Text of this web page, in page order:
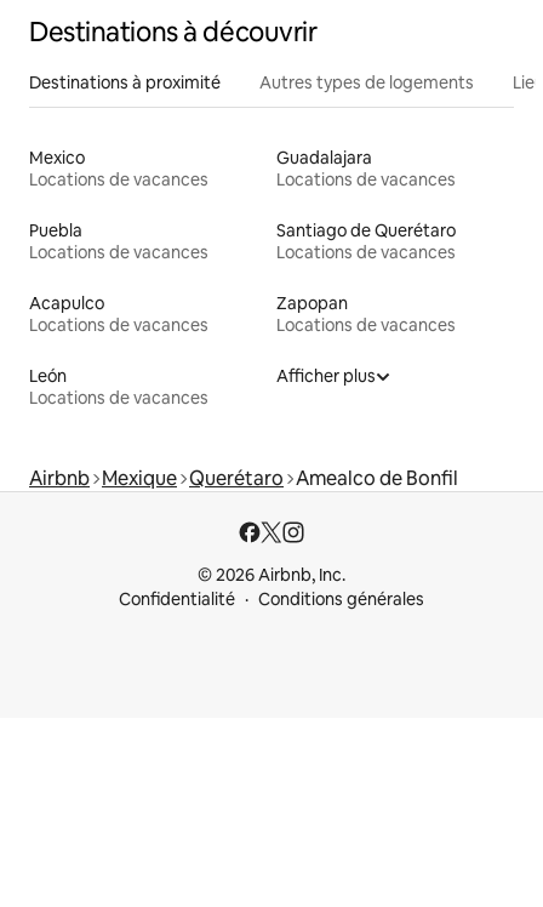
Destinations à découvrir
Destinations à proximité Autres types de logements
Mexico
Locations de vacances
Guadalajara
Locations de vacances
Puebla
Locations de vacances
Santiago de Querétaro
Locations de vacances
Acapulco
Locations de vacances
Zapopan
Locations de vacances
León
Locations de vacances
Afficher plus
Airbnb Mexique Querétaro Amealco de Bonfil
© 2026 Airbnb, Inc.
Confidentialité
Conditions générales